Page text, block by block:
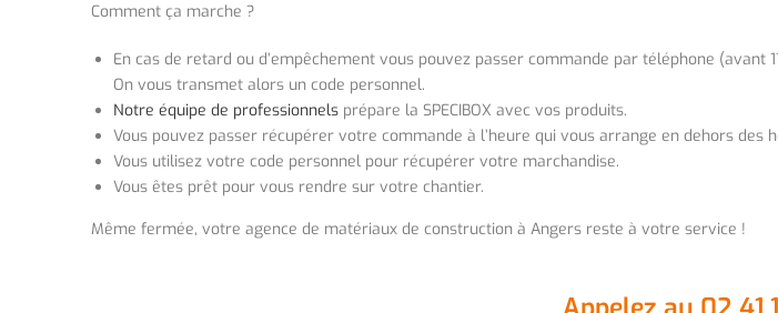
Comment ça marche ?
En cas de retard ou d’empêchement vous pouvez passer commande par téléphone
On vous transmet alors un code personnel.
Notre équipe de professionnels prépare la SPECIBOX avec vos produits.
Vous pouvez passer récupérer votre commande à l’heure qui vous arrange en dehors des
Vous utilisez votre code personnel pour récupérer votre marchandise.
Vous êtes prêt pour vous rendre sur votre chantier.
Même fermée, votre agence de matériaux de construction à Angers reste à votre service !